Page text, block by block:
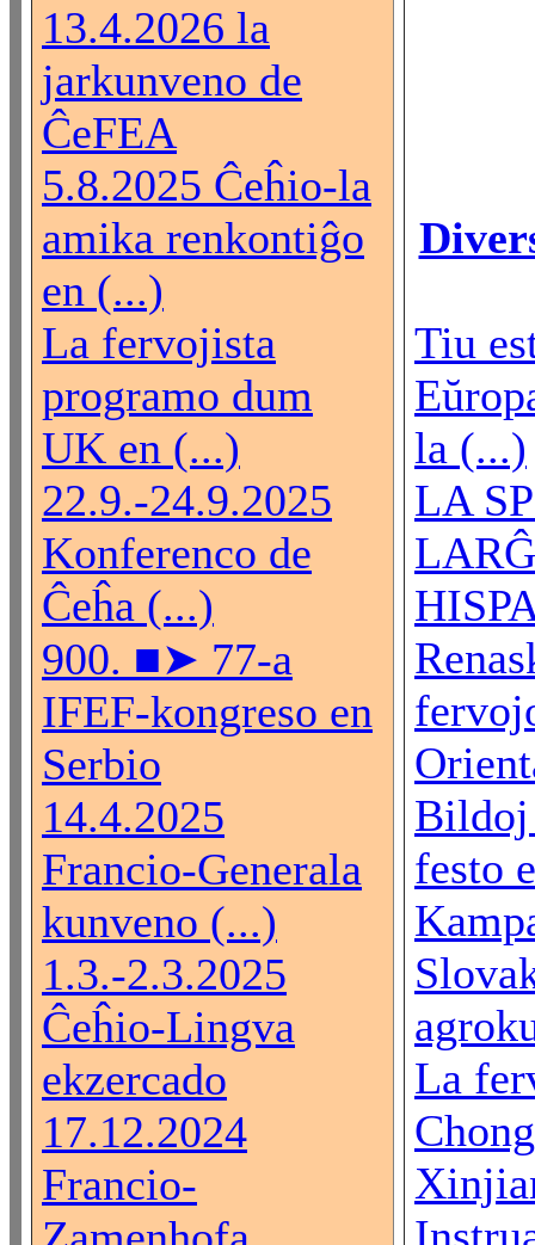
13.4.2026 la
jarkunveno de
ĈeFEA
5.8.2025 Ĉeĥio-la
amika renkontiĝo
en (...)
La fervojista
programo dum
UK en (...)
22.9.-24.9.2025
Konferenco de
Ĉeĥa (...)
900. ■➤ 77-a
IFEF-kongreso en
Serbio
14.4.2025
Francio-Generala
kunveno (...)
1.3.-2.3.2025
Ĉeĥio-Lingva
ekzercado
17.12.2024
Francio-
Tiu
la (...)
LA
Bildoj
festo
La